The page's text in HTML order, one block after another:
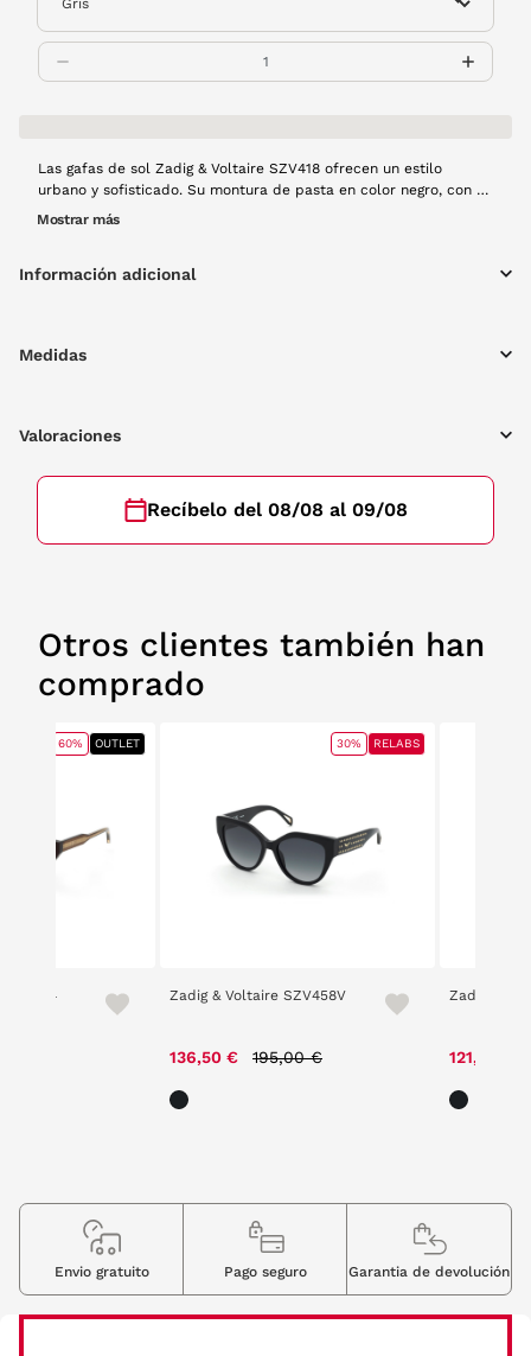
Las gafas de sol Zadig & Voltaire SZV418 ofrecen un estilo
urbano y sofisticado. Su montura de pasta en color negro, con un
diseño cuadrado, aporta un aire moderno y elegante, perfecto
añaden un toque de distinción. ¡Protección y estilo en una sola
Mostrar más
Información adicional
Medidas
Valoraciones
Recíbelo del 08/08 al 09/08
Otros clientes también han
comprado
60% OUTLET
Zadig & Voltaire SZV458V
136,50 € 195,00 €
30% RELABS
Zadig &
121,80 €
Envio gratuito Pago seguro Garantia de devolución